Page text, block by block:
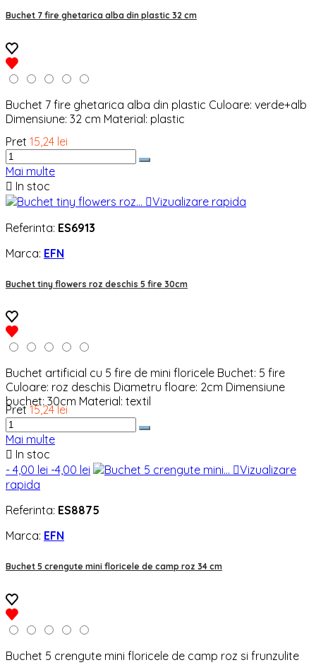
Buchet 7 fire ghetarica alba din plastic 32 cm
Buchet 7 fire ghetarica alba din plastic Culoare: verde+alb
Dimensiune: 32 cm Material: plastic
Pret 15,24 lei
Mai multe
 In stoc
Vizualizare rapida
Referinta: ES6913
Marca: EFN
Buchet tiny flowers roz deschis 5 fire 30cm
Buchet artificial cu 5 fire de mini floricele Buchet: 5 fire
Culoare: roz deschis Diametru floare: 2cm Dimensiune
buchet: 30cm Material: textil
Pret 15,24 lei
Mai multe
 In stoc
- 4,00 lei -4,00 lei Vizualizare
rapida
Referinta: ES8875
Marca: EFN
Buchet 5 crengute mini floricele de camp roz 34 cm
Buchet 5 crengute mini floricele de camp roz si frunzulite